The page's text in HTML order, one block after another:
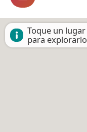
Toque un lugar
para explorarlo